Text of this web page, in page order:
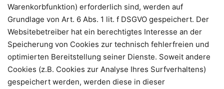
Warenkorbfunktion) erforderlich sind, werden auf
Grundlage von Art. 6 Abs. 1 lit. f DSGVO gespeichert. Der
Websitebetreiber hat ein berechtigtes Interesse an der
Speicherung von Cookies zur technisch fehlerfreien und
optimierten Bereitstellung seiner Dienste. Soweit andere
Cookies (z.B. Cookies zur Analyse Ihres Surfverhaltens)
gespeichert werden, werden diese in dieser